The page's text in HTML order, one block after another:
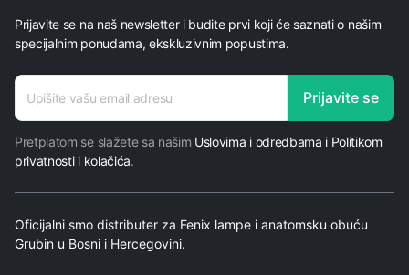
Prijavite se na naš newsletter i budite prvi koji će saznati o našim
specijalnim ponudama, ekskluzivnim popustima.
adresa
adresa
Prijavite se
Pretplatom se slažete sa našim Uslovima i odredbama i Politikom
privatnosti i kolačića.
Oficijalni smo distributer za Fenix lampe i anatomsku obuću
Grubin u Bosni i Hercegovini.